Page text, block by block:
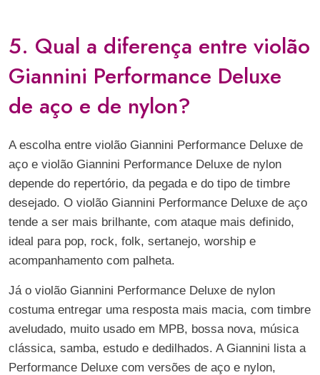
5. Qual a diferença entre violão
Giannini Performance Deluxe
de aço e de nylon?
A escolha entre violão Giannini Performance Deluxe de
aço e violão Giannini Performance Deluxe de nylon
depende do repertório, da pegada e do tipo de timbre
desejado. O violão Giannini Performance Deluxe de aço
tende a ser mais brilhante, com ataque mais definido,
ideal para pop, rock, folk, sertanejo, worship e
acompanhamento com palheta.
Já o violão Giannini Performance Deluxe de nylon
costuma entregar uma resposta mais macia, com timbre
aveludado, muito usado em MPB, bossa nova, música
clássica, samba, estudo e dedilhados. A Giannini lista a
Performance Deluxe com versões de aço e nylon,